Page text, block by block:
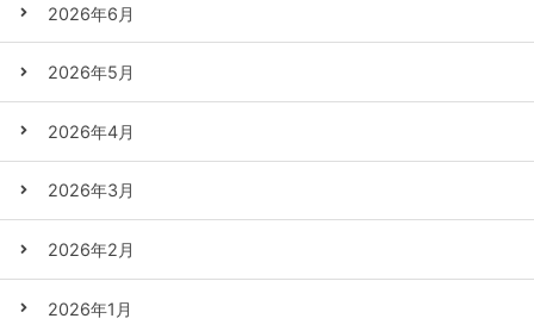
2026年6月
2026年5月
2026年4月
2026年3月
2026年2月
2026年1月